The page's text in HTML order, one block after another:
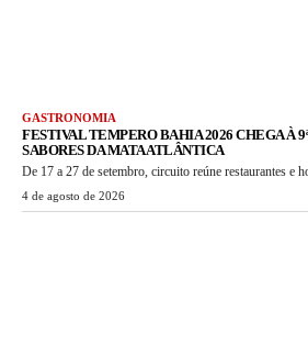
GASTRONOMIA
FESTIVAL TEMPERO BAHIA 2026 CHEGA À
SABORES DA MATA ATLÂNTICA
De 17 a 27 de setembro, circuito reúne restaurantes e
4 de agosto de 2026